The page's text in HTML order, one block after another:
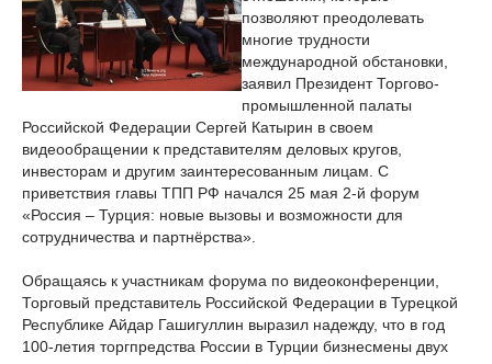
позволяют преодолевать
многие трудности
международной обстановки,
заявил Президент Торгово-
промышленной палаты
Российской Федерации Сергей Катырин в своем
видеообращении к представителям деловых кругов,
инвесторам и другим заинтересованным лицам. С
приветствия главы ТПП РФ начался 25 мая 2-й форум
«Россия – Турция: новые вызовы и возможности для
сотрудничества и партнёрства».
Обращаясь к участникам форума по видеоконференции,
Торговый представитель Российской Федерации в Турецкой
Республике Айдар Гашигуллин выразил надежду, что в год
100-летия торгпредства России в Турции бизнесмены двух